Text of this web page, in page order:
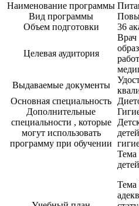
Наименование программы
Вид программы
Объем подготовки
36
Целевая аудитория
Выдаваемые документы
Основная специальность
Дополнительные
специальности , которые
могут использовать
программу при обучении
Тема